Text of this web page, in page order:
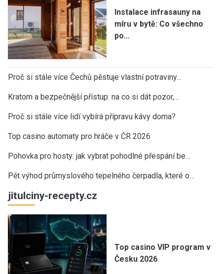
Instalace infrasauny na
míru v bytě: Co všechno
po…
Proč si stále více Čechů pěstuje vlastní potraviny…
Kratom a bezpečnější přístup: na co si dát pozor,…
Proč si stále více lidí vybírá přípravu kávy doma?
Top casino automaty pro hráče v ČR 2026
Pohovka pro hosty: jak vybrat pohodlné přespání be…
Pět výhod průmyslového tepelného čerpadla, které o…
jitulciny-recepty.cz
Top casino VIP program v
Česku 2026